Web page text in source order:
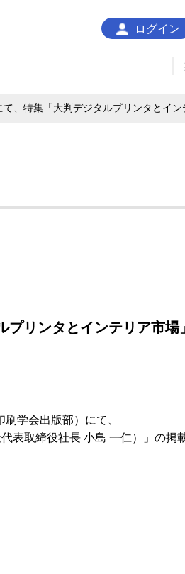
ログイン
て、特集「大判デジタルプリンタとイ
プリンタとインテリア市
学会出版部）にて、
表取締役社長 小島 一仁）」の掲載